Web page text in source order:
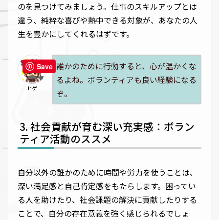
のを見つけてみましょう。仕事のスキルアップとは
違う、純粋な喜びや熱中できる対象が、あなたの人
生を豊かにしてくれるはずです。
ヒゲ
誰かのために行動すると、心が温かくな
るよね。ボランティアも良い経験になる
ぞ。
社会貢献が育む深い充実感：ボラン
ティア活動のススメ
自分以外の誰かのために時間や労力を使うことは、
深い満足感と自己肯定感をもたらします。困ってい
る人を助けたり、社会課題の解決に貢献したりする
ことで、自分の存在意義を強く感じられるでしょ
Save